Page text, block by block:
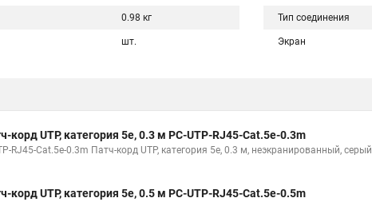
0.98 кг
шт.
Тип соединения
Экран
корд UTP, категория 5e, 0.3 м PC-UTP-RJ45-Cat.5e-0.3m
RJ45-Cat.5e-0.3m Патч-корд UTP, категория 5e, 0.3 м, неэкранированный, серый
корд UTP, категория 5e, 0.5 м PC-UTP-RJ45-Cat.5e-0.5m